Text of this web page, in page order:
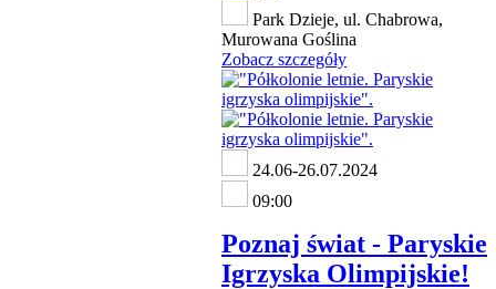
Park Dzieje, ul. Chabrowa,
Murowana Goślina
Zobacz szczegóły
24.06-26.07.2024
09:00
Poznaj świat - Paryskie
Igrzyska Olimpijskie!